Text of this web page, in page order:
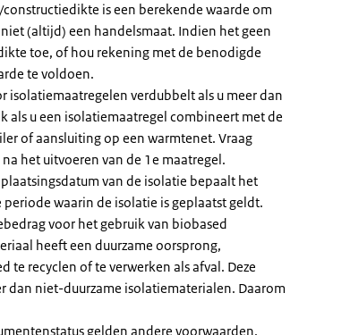
is een berekende waarde om
(altijd) een handelsmaat. Indien het geen
toe, of hou rekening met de benodigde
te voldoen.
isolatiemaatregelen verdubbelt als u meer dan
u een isolatiemaatregel combineert met de
of aansluiting op een warmtenet. Vraag
het uitvoeren van de 1e maatregel.
plaatsingsdatum van de isolatie bepaalt het
waarin de isolatie is geplaatst geldt.
voor het gebruik van biobased
heeft een duurzame oorsprong,
recyclen of te verwerken als afval. Deze
dan niet-duurzame isolatiematerialen. Daarom
gelden andere voorwaarden.